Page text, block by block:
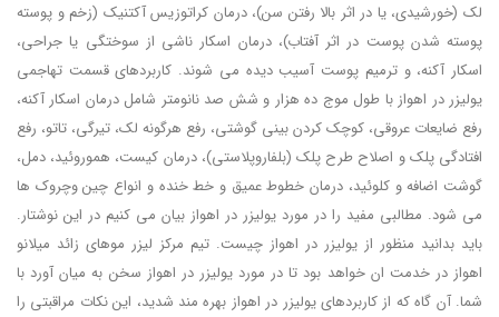
لک (خورشیدی، یا در اثر بالا رفتن سن)، درمان کراتوزیس آکتنیک (زخم و پوسته
پوسته شدن پوست در اثر آفتاب)، درمان اسکار ناشی از سوختگی یا جراحی،
اسکار آکنه، و ترمیم پوست آسیب دیده می شوند. کاربردهای قسمت تهاجمی
یولیزر در اهواز با طول موج ده هزار و شش صد نانومتر شامل درمان اسکار آکنه،
رفع ضایعات عروقی، کوچک کردن بینی گوشتی، رفع هرگونه لک، تیرگی، تاتو، رفع
افتادگی پلک و اصلاح طرح پلک (بلفاروپلاستی)، درمان کیست، هموروئید، دمل،
گوشت اضافه و کلوئید، درمان خطوط عمیق و خط خنده و انواع چین وچروک ها
می شود. مطالبی مفید را در مورد یولیزر در اهواز بیان می کنیم در این نوشتار.
باید بدانید منظور از یولیزر در اهواز چیست. تیم مرکز لیزر موهای زائد میلانو
اهواز در خدمت ان خواهد بود تا در مورد یولیزر در اهواز سخن به میان آورد با
شما. آن گاه که از کاربردهای یولیزر در اهواز بهره مند شدید، این نکات مراقبتی را